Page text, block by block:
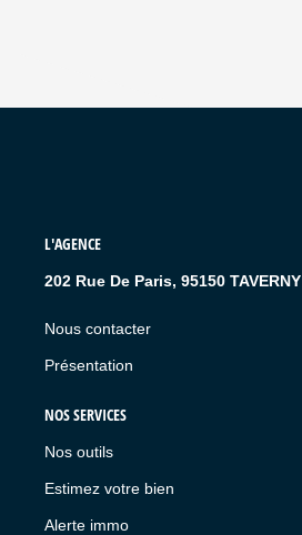
L'AGENCE
202 Rue De Paris, 95150 TAVERNY
Nous contacter
Présentation
NOS SERVICES
Nos outils
Estimez votre bien
Alerte immo